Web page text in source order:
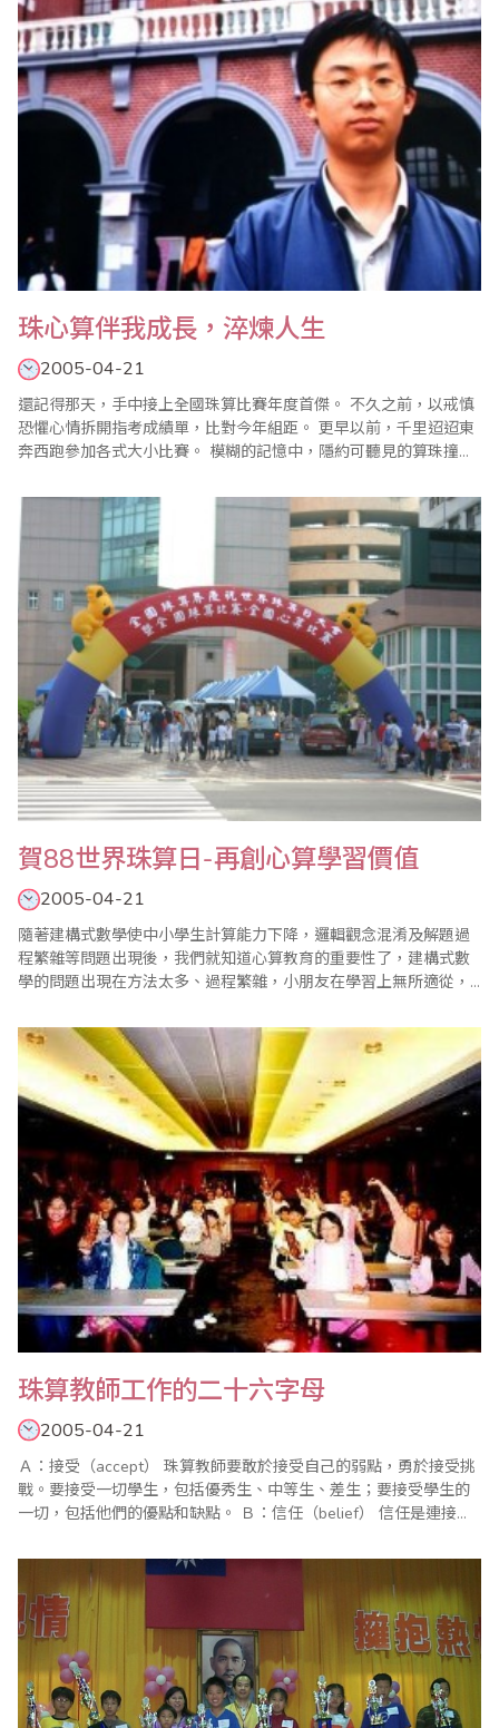
珠心算伴我成長，淬煉人生
2005-04-21
還記得那天，手中接上全國珠算比賽年度首傑。 不久之前，以戒慎
恐懼心情拆開指考成績單，比對今年組距。 更早以前，千里迢迢東
奔西跑參加各式大小比賽。 模糊的記憶中，隱約可聽見的算珠撞擊
切的一切，到底是哇哇墜地聲、抑或是那清脆算珠聲引起的？ 我真
賀88世界珠算日-再創心算學習價值
2005-04-21
隨著建構式數學使中小學生計算能力下降，邏輯觀念混淆及解題過
程繁雜等問題出現後，我們就知道心算教育的重要性了，建構式數
學的問題出現在方法太多、過程繁雜，小朋友在學習上無所適從，
減、乘、除等四則運算，高年級以上則是應用與思考；沒有良好的
計算能力當基礎，用上可能會造成學生的學習挫折及解題困難，進
而產生退卻，使小朋友數學學習挫折加深，能力大..
珠算教師工作的二十六字母
2005-04-21
Ａ：接受（accept） 珠算教師要敢於接受自己的弱點，勇於接受挑
戰。要接受一切學生，包括優秀生、中等生、差生；要接受學生的
一切，包括他們的優點和缺點。 Ｂ：信任（belief） 信任是連接人
戴，師生之間的信任是教育工作得以順利實施的堅實橋梁。 Ｃ：關
心（care） ..